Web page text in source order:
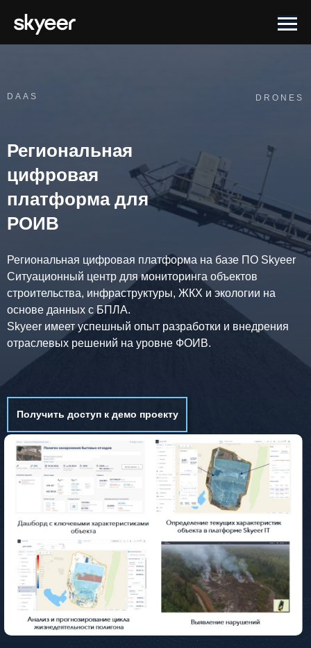
DRONES
Получить доступ к демо проекту
DAAS
Региональная
цифровая
платформа для
РОИВ
Региональная цифровая платформа на базе ПО Skyeer
Ситуационный центр для мониторинга объектов
строительства, инфраструктуры, ЖКХ и экологии на
основе данных с БПЛА.
Skyeer имеет успешный опыт разработки и внедрения
отраслевых решений на уровне ФОИВ.